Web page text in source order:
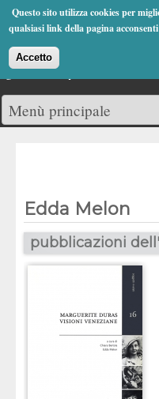
Questo sito utilizza cookies per
qualsiasi link della pagina
Accetto
Jump to Navigation
Edda Melon
pubblicazioni